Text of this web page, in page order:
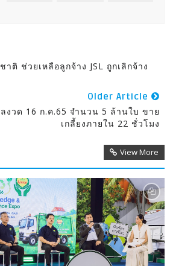
ติ ช่วยเหลือลูกจ้าง JSL ถูกเลิกจ้าง
Older Article
งวด 16 ก.ค.65 จำนวน 5 ล้านใบ ขาย
เกลี้ยงภายใน 22 ชั่วโมง
View More